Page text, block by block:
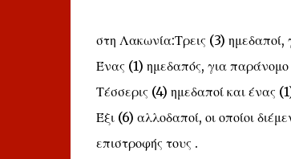
στη Λακωνία:Τρεις (3) ημεδαποί,
Ένας (1) ημεδαπός, για παράνομο
Τέσσερις (4) ημεδαποί και ένας
Έξι (6) αλλοδαποί, οι οποίοι
επιστροφής τους .